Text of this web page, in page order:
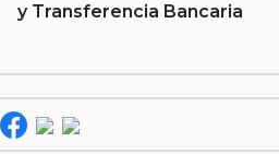
y Transferencia Bancaria